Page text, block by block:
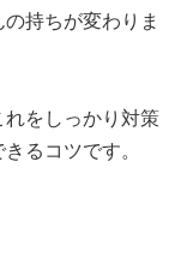
持ちが変わりま
れをしっかり対策
るコツです。